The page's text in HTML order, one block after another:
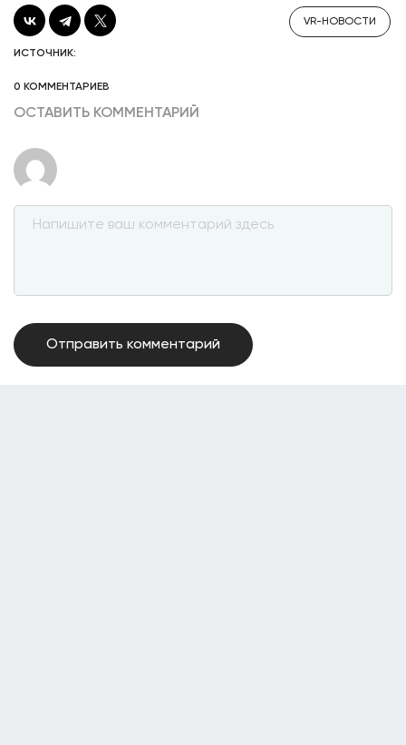
VR-НОВОСТИ
ИСТОЧНИК:
0 КОММЕНТАРИЕВ
ОСТАВИТЬ КОММЕНТАРИЙ